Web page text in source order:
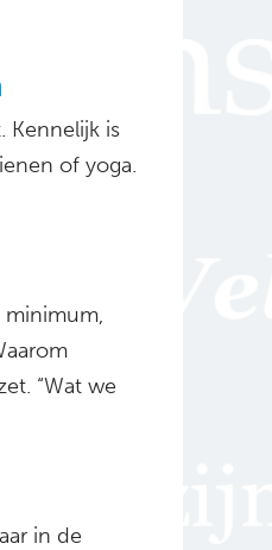
Kennelijk is
of yoga.
minimum,
“Wat we
in de